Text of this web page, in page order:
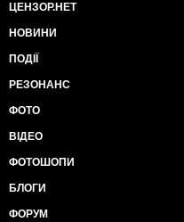
ЦЕНЗОР.НЕТ
НОВИНИ
ПОДІЇ
РЕЗОНАНС
ФОТО
ВІДЕО
ФОТОШОПИ
БЛОГИ
ФОРУМ